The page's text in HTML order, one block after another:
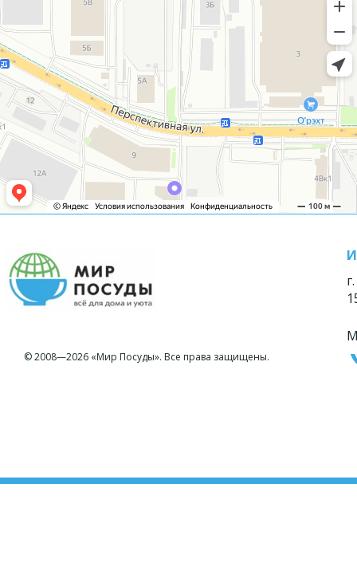
© 2008—2026 «Мир Посуды». Все права защищены.